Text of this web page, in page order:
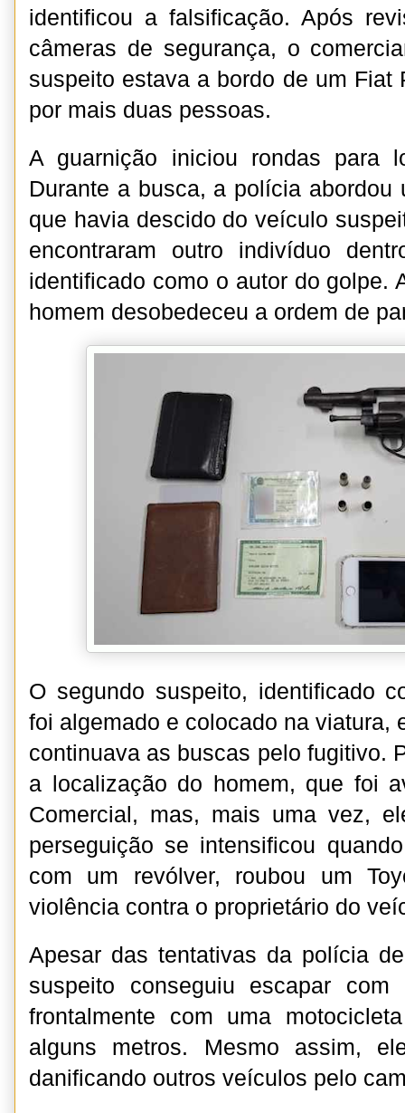
identificou a falsificação. Após
câmeras de segurança, o
suspeito estava a bordo de um Fiat
por mais duas pessoas.
A guarnição iniciou rondas para
Durante a busca, a polícia abordou
que havia descido do veículo
encontraram outro indivíduo
identificado como o autor do golpe.
homem desobedeceu a ordem de
O segundo suspeito, identificado
foi algemado e colocado na viatura,
continuava as buscas pelo fugitivo.
a localização do homem, que foi
Comercial, mas, mais uma vez,
perseguição se intensificou
com um revólver, roubou um
violência contra o proprietário do
Apesar das tentativas da polícia
suspeito conseguiu escapar
frontalmente com uma
alguns metros. Mesmo assim,
danificando outros veículos pelo